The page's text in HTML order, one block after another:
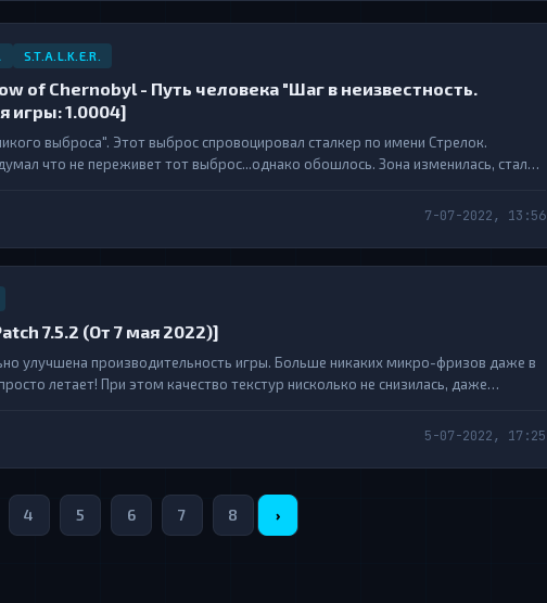
S.T.A.L.K.E.R.
of Chernobyl - Путь человека "Шаг в неизвестность.
игры: 1.0004]
выброса". Этот выброс спровоцировал сталкер по имени Стрелок.
что не переживет тот выброс...однако обошлось. Зона изменилась, стала
7-07-2022, 13:56
7.5.2 (От 7 мая 2022)]
улучшена производительность игры. Больше никаких микро-фризов даже в
летает! При этом качество текстур нисколько не снизилась, даже
5-07-2022, 17:25
4 5 6 7 8 ›